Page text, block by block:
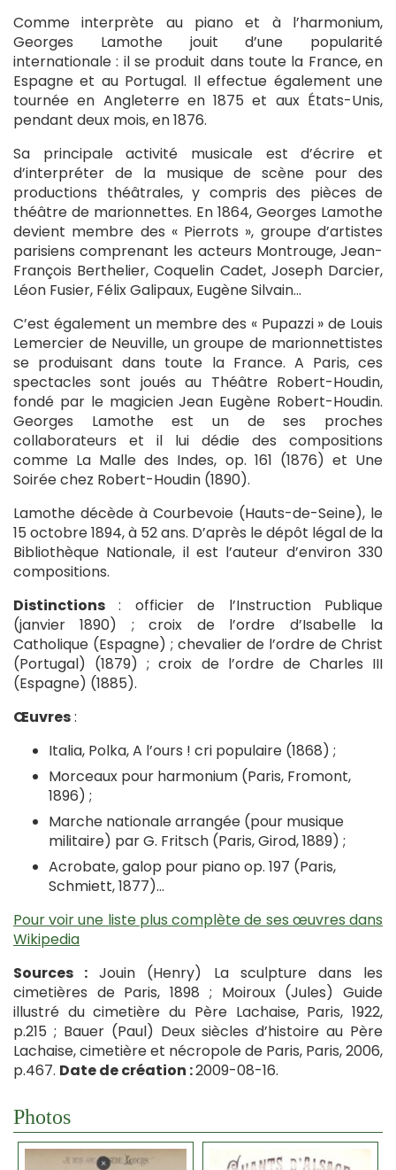
Comme interprète au piano et à l’harmonium,
Georges Lamothe jouit d’une popularité
internationale : il se produit dans toute la France, en
Espagne et au Portugal. Il effectue également une
tournée en Angleterre en 1875 et aux États-Unis,
pendant deux mois, en 1876.
Sa principale activité musicale est d’écrire et
d’interpréter de la musique de scène pour des
productions théâtrales, y compris des pièces de
théâtre de marionnettes. En 1864, Georges Lamothe
devient membre des « Pierrots », groupe d’artistes
parisiens comprenant les acteurs Montrouge, Jean-
François Berthelier, Coquelin Cadet, Joseph Darcier,
Léon Fusier, Félix Galipaux, Eugène Silvain…
C’est également un membre des « Pupazzi » de Louis
Lemercier de Neuville, un groupe de marionnettistes
se produisant dans toute la France. A Paris, ces
spectacles sont joués au Théâtre Robert-Houdin,
fondé par le magicien Jean Eugène Robert-Houdin.
Georges Lamothe est un de ses proches
collaborateurs et il lui dédie des compositions
comme La Malle des Indes, op. 161 (1876) et Une
Soirée chez Robert-Houdin (1890).
Lamothe décède à Courbevoie (Hauts-de-Seine), le
15 octobre 1894, à 52 ans. D’après le dépôt légal de la
Bibliothèque Nationale, il est l’auteur d’environ 330
compositions.
Distinctions : officier de l’Instruction Publique
(janvier 1890) ; croix de l’ordre d’Isabelle la
Catholique (Espagne) ; chevalier de l’ordre de Christ
(Portugal) (1879) ; croix de l’ordre de Charles III
(Espagne) (1885).
Œuvres:
Italia, Polka, A l’ours ! cri populaire (1868) ;
Morceaux pour harmonium (Paris, Fromont,
1896) ;
Marche nationale arrangée (pour musique
militaire) par G. Fritsch (Paris, Girod, 1889) ;
Acrobate, galop pour piano op. 197 (Paris,
Schmiett, 1877)…
Pour voir une liste plus complète de ses œuvres dans
Wikipedia
Sources : Jouin (Henry) La sculpture dans les
cimetières de Paris, 1898 ; Moiroux (Jules) Guide
illustré du cimetière du Père Lachaise, Paris, 1922,
p.215 ; Bauer (Paul) Deux siècles d’histoire au Père
Lachaise, cimetière et nécropole de Paris, Paris, 2006,
p.467. Date de création :2009-08-16.
Photos